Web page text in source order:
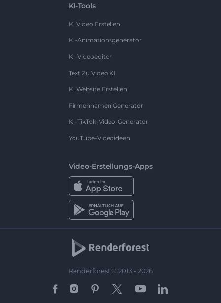
KI-Tools
KI Video Erstellen
KI-Animationsgenerator
KI-Videoeditor
Text Zu Video KI
KI Website Erstellen
Firmennamen Generator
KI-TikTok-Video-Generator
YouTube-Videoideen
Video-Erstellungs-Apps
Renderforest © 2013 - 2026